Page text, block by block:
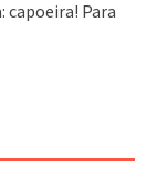
capoeira! Para